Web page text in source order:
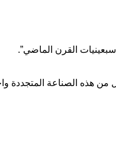
القرن الماضي”.
هذه الصناعة المتجددة